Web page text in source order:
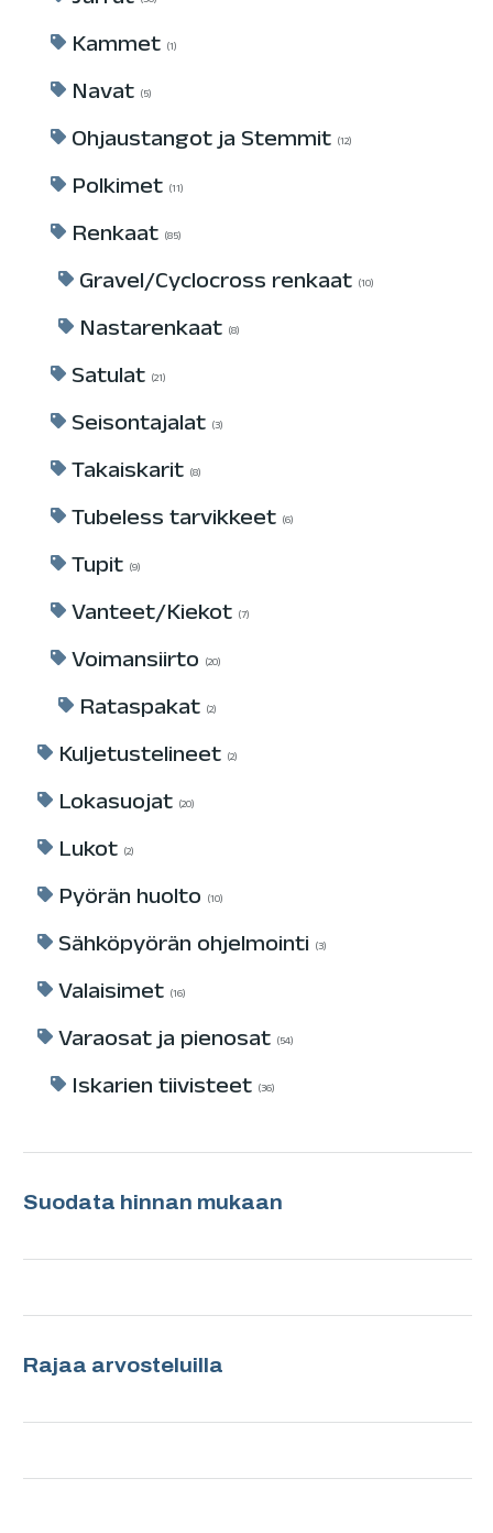
Kammet 1
Navat 5
Ohjaustangot ja Stemmit 12
Polkimet 11
Renkaat 85
Gravel/Cyclocross renkaat 10
Nastarenkaat 8
Satulat 21
Seisontajalat 3
Takaiskarit 8
Tubeless tarvikkeet 6
Tupit 9
Vanteet/Kiekot 7
Voimansiirto 20
Rataspakat 2
Kuljetustelineet 2
Lokasuojat 20
Lukot 2
Pyörän huolto 10
Sähköpyörän ohjelmointi 3
Valaisimet 16
Varaosat ja pienosat 54
Iskarien tiivisteet 36
Suodata hinnan mukaan
Rajaa arvosteluilla